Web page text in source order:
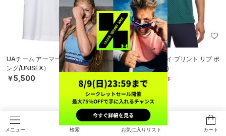
メニュー 検索 お気に入りリスト カート
UAチーム アーマー ポロ（トレーニ
ング/UNISEX）
￥5,500
SALE
UAアーマードライ プリント リブ ポ
ロ（ゴルフ/MEN）
￥7,623
30%OFF
￥10,890